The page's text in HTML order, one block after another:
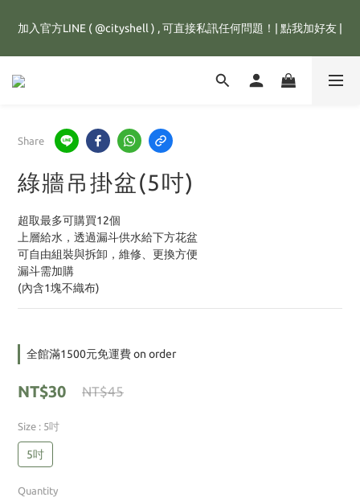
25元購物金💰
加入官方LINE ( @cityshell ) , 可直接私訊任何問題！| 點我加好友 |
超取有重量限制，超重訂單會進行拆單程序，並多增收65元拆單費
全館滿1500元，訂單即享免運優惠，新註冊會員，還可立即獲得
25元購物金💰
Share
綠牆吊掛盆(5吋)
超取最多可購買12個
上層給水，透過漏斗供水給下方花盆
可自由組裝與拆卸，維修、更換方便
漏斗需加購
(內含1塊不織布)
全館滿1500元免運費 on order
NT$30 NT$45
Size : 5吋
5吋
Quantity